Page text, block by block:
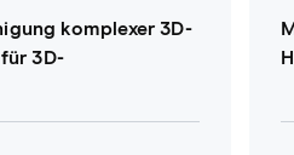
komplexer 3D-
3D-